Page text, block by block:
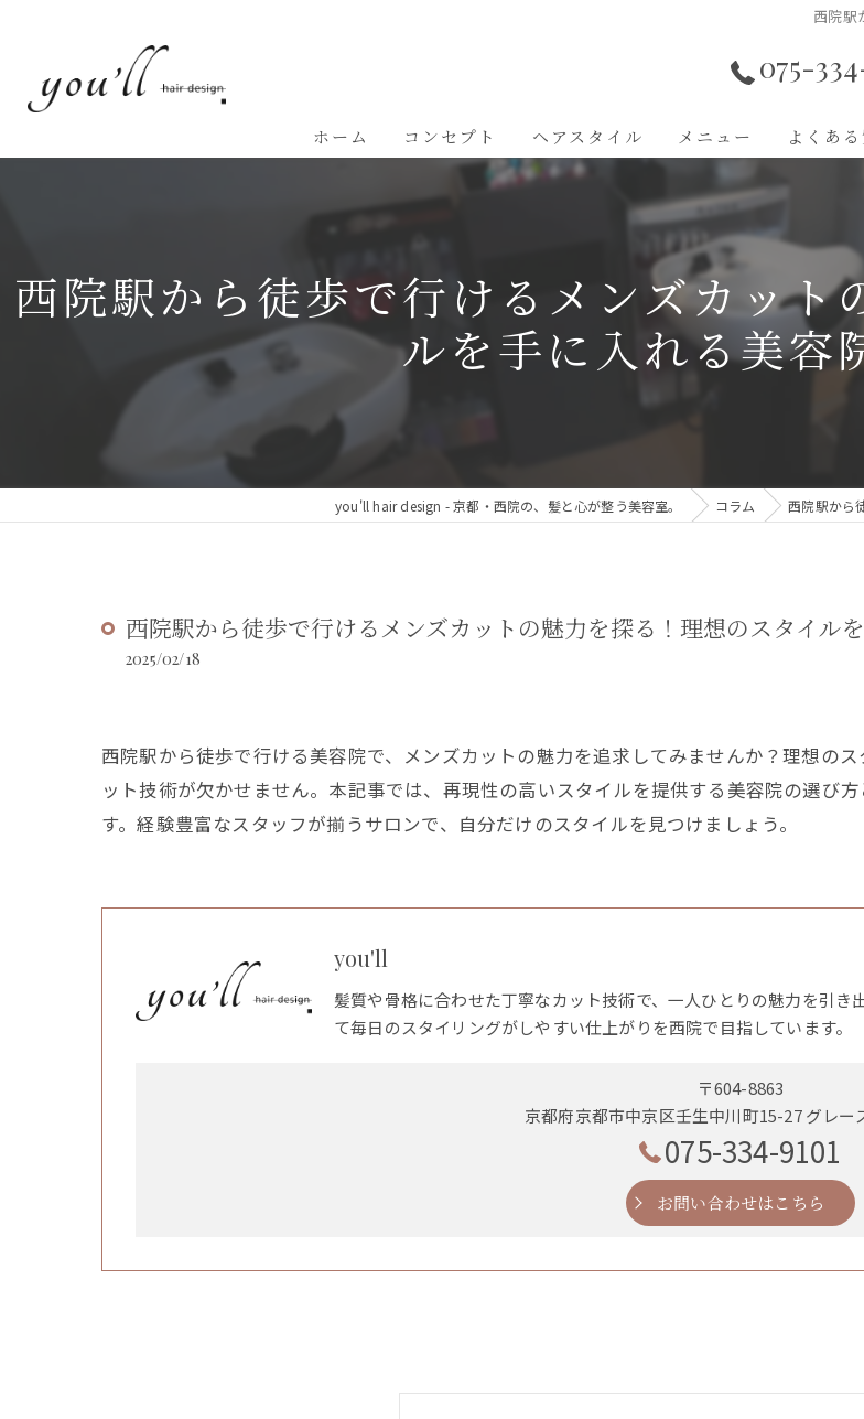
西院駅
075-
ホーム コンセプト ヘアスタイル メニュー よくあ
西院駅から徒歩で行けるメンズカット
ルを手に入れる美容
you'll hair design - 京都・西院の、髪と心が整う美容室。 コラム 西院駅から
西院駅から徒歩で行けるメンズカットの魅力を探る！理想のスタイル
2025/02/18
西院駅から徒歩で行ける美容院で、メンズカットの魅力を追求してみませんか？理想の
ット技術が欠かせません。本記事では、再現性の高いスタイルを提供する美容院の選び
す。経験豊富なスタッフが揃うサロンで、自分だけのスタイルを見つけましょう。
you'll
髪質や骨格に合わせた丁寧なカット技術で、一人ひとりの魅力を引
て毎日のスタイリングがしやすい仕上がりを西院で目指しています。
〒604-8863
京都府京都市中京区壬生中川町15-27 グレー
075-334-9101
お問い合わせはこちら